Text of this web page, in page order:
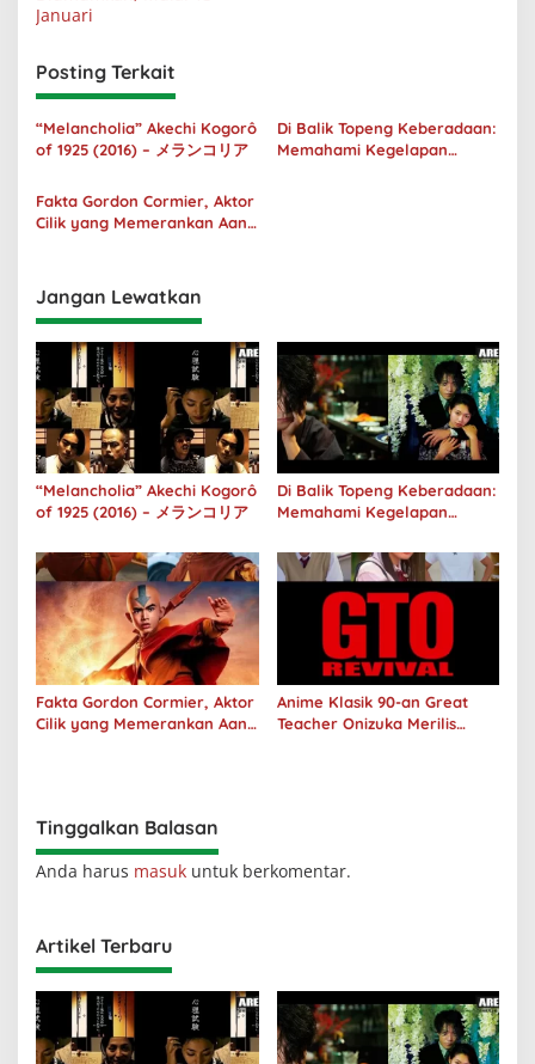
Januari
Posting Terkait
“Melancholia” Akechi Kogorô
of 1925 (2016) – メランコリア
Di Balik Topeng Keberadaan:
Memahami Kegelapan
Fakta Gordon Cormier, Aktor
Cilik yang Memerankan Aang
Jangan Lewatkan
“Melancholia” Akechi Kogorô
of 1925 (2016) – メランコリア
Di Balik Topeng Keberadaan:
Memahami Kegelapan
Human
Fakta Gordon Cormier, Aktor
Cilik yang Memerankan Aang
Anime Klasik 90-an Great
Teacher Onizuka Merilis
Tinggalkan Balasan
Anda harus masuk untuk berkomentar.
Artikel Terbaru